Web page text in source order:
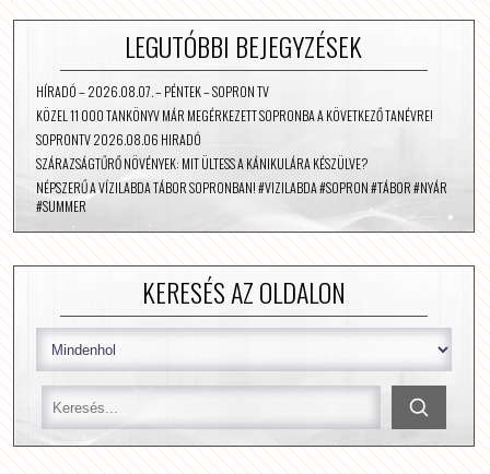
LEGUTÓBBI BEJEGYZÉSEK
HÍRADÓ – 2026.08.07. – PÉNTEK – SOPRON TV
KÖZEL 11 000 TANKÖNYV MÁR MEGÉRKEZETT SOPRONBA A KÖVETKEZŐ TANÉVRE!
SOPRONTV 2026.08.06 HIRADÓ
SZÁRAZSÁGTŰRŐ NÖVÉNYEK: MIT ÜLTESS A KÁNIKULÁRA KÉSZÜLVE?
NÉPSZERŰ A VÍZILABDA TÁBOR SOPRONBAN! #VIZILABDA #SOPRON #TÁBOR #NYÁR
#SUMMER
KERESÉS AZ OLDALON